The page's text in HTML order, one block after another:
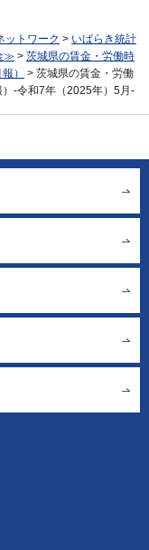
ットワーク > いばらき統計
≫ > 茨城県の賃金・労働時
）
> 茨城県の賃金・労働
-令和7年（2025年）5月-